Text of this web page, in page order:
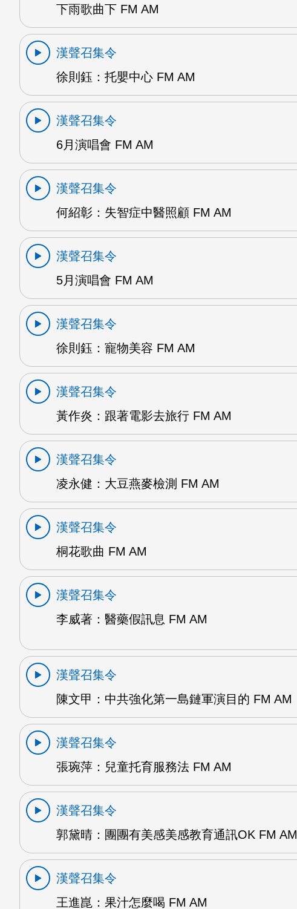
下雨歌曲下 FM AM
漢聲召集令
徐則鈺：托嬰中心 FM AM
漢聲召集令
6月演唱會 FM AM
漢聲召集令
何紹彰：失智症中醫照顧 FM AM
漢聲召集令
5月演唱會 FM AM
漢聲召集令
徐則鈺：寵物美容 FM AM
漢聲召集令
黃作炎：跟著電影去旅行 FM AM
漢聲召集令
凌永健：大豆燕麥檢測 FM AM
漢聲召集令
桐花歌曲 FM AM
漢聲召集令
李威著：醫藥假訊息 FM AM
漢聲召集令
陳文甲：中共強化第一島鏈軍演目的 FM AM
漢聲召集令
張琬萍：兒童托育服務法 FM AM
漢聲召集令
郭黛晴：團團有美感美感教育通訊OK FM AM
漢聲召集令
王進崑：果汁怎麼喝 FM AM